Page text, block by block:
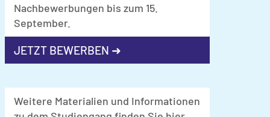
Nachbewerbungen bis zum 15.
September.
JETZT BEWERBEN ➜
Weitere Materialien und Informationen